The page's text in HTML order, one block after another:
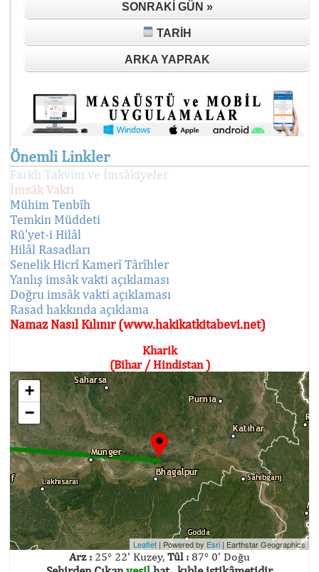
SONRAKI GÜN »
TARIH
ARKA YAPRAK
Önemli Linkler
Farklı Takvim ve İmsâkiyeler
İmsâk Vakti
Mühim Tenbîh
Temkin Müddeti
Rü'yet-i Hilâl
Hilâl Rasadları
Senelik Hicrî Kamerî Târîhler
Yanlış imsâk vakti açıklaması
Doğru imsâk vakti açıklaması
Rasad hakkında açıklama
Namaz Nasıl Kılınır (www.hakikatkitabevi.net)
Kharik
(Bihar / Hindistan )
+
−
Leaflet | Powered by Esri | Earthstar Geographics
Arz : 25° 22' Kuzey, Tûl : 87° 0' Doğu